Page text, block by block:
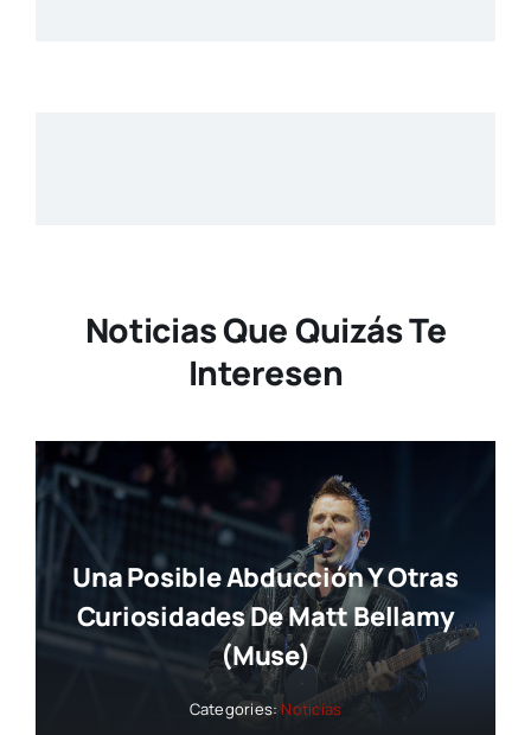
Noticias Que Quizás Te
Interesen
Una Posible Abducción Y Otras
Curiosidades De Matt Bellamy
(Muse)
Categories: Noticias